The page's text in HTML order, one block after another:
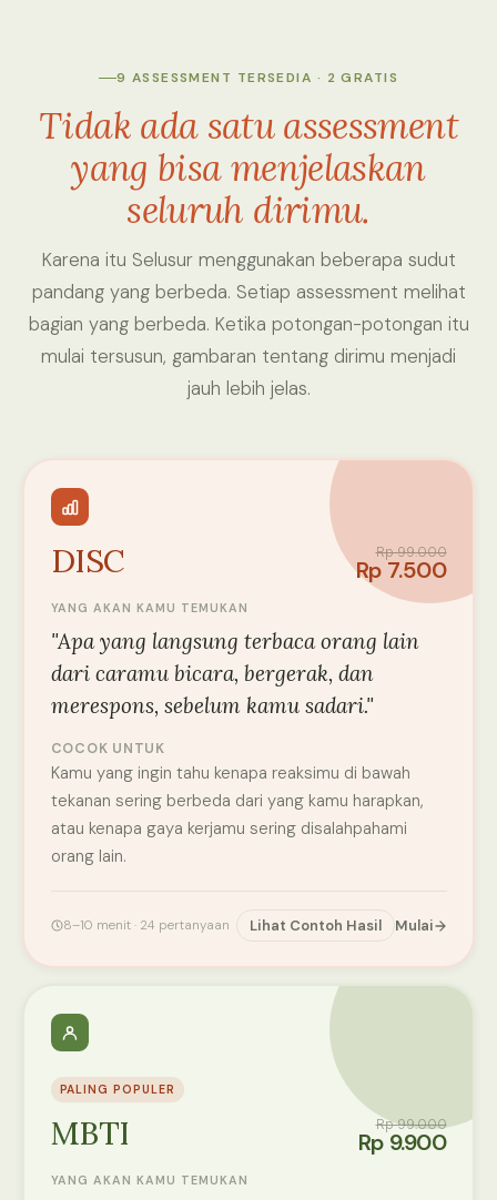
9 ASSESSMENT TERSEDIA · 2 GRATIS
Tidak ada satu assessment
yang bisa menjelaskan
seluruh dirimu.
Karena itu Selusur menggunakan beberapa sudut
pandang yang berbeda. Setiap assessment melihat
bagian yang berbeda. Ketika potongan-potongan itu
mulai tersusun, gambaran tentang dirimu menjadi
jauh lebih jelas.
DISC Rp 99.000
Rp 7.500
YANG AKAN KAMU TEMUKAN
"Apa yang langsung terbaca orang lain
dari caramu bicara, bergerak, dan
merespons, sebelum kamu sadari."
COCOK UNTUK
Kamu yang ingin tahu kenapa reaksimu di bawah
tekanan sering berbeda dari yang kamu harapkan,
atau kenapa gaya kerjamu sering disalahpahami
orang lain.
8–10 menit · 24 pertanyaan Lihat Contoh Hasil Mulai
PALING POPULER
MBTI Rp 99.000
Rp 9.900
YANG AKAN KAMU TEMUKAN